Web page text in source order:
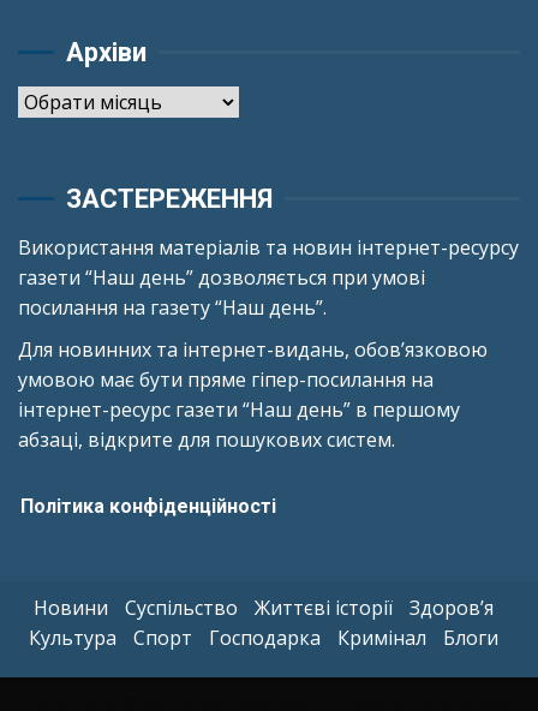
Архіви
Архіви
ЗАСТЕРЕЖЕННЯ
Використання матеріалів та новин інтернет-ресурсу
газети “Наш день” дозволяється при умові
посилання на газету “Наш день”.
Для новинних та інтернет-видань, обов’язковою
умовою має бути пряме гіпер-посилання на
інтернет-ресурс газети “Наш день” в першому
абзаці, відкрите для пошукових систем.
Політика конфіденційності
Новини Суспільство Життєві історії
Здоров’я
Культура
Спорт Господарка Кримінал Блоги